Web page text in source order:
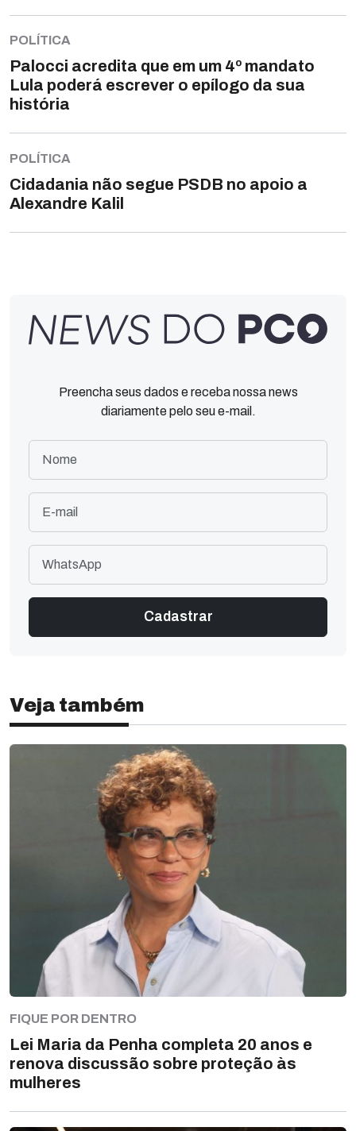
POLÍTICA
Palocci acredita que em um 4º mandato
Lula poderá escrever o epílogo da sua
história
POLÍTICA
Cidadania não segue PSDB no apoio a
Alexandre Kalil
Preencha seus dados e receba nossa news
diariamente pelo seu e-mail.
Veja também
FIQUE POR DENTRO
Lei Maria da Penha completa 20 anos e
renova discussão sobre proteção às
mulheres